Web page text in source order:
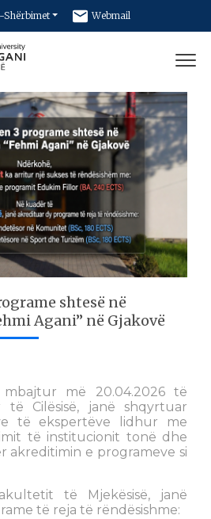
Shërbimet Webmail
Newsletter
shtesë në
Agani” në Gjakovë
më 20.04.2026 të
të Cilësisë, janë shqyrtuar
të ekspertëve lidhur me
të institucionit tonë dhe
akreditimin e programeve si
të Mjekësisë, janë
të reja të rëndësishme: